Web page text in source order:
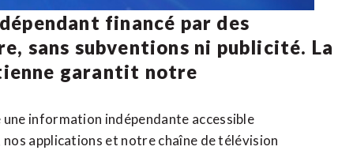
financé par des
sans subventions ni publicité. La
garantit notre
information indépendante accessible
nos applications et notrechaîne de télévision